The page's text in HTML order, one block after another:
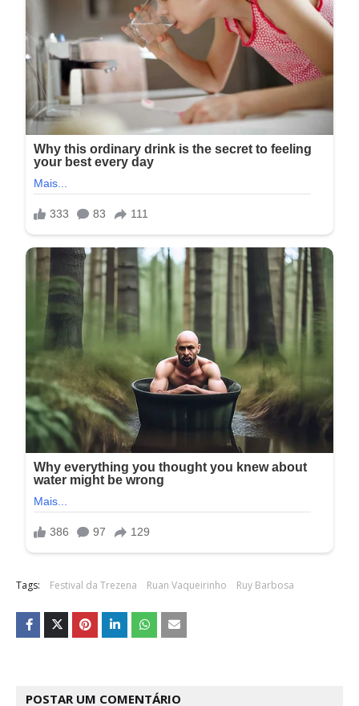
Tags: Festival da Trezena Ruan Vaqueirinho Ruy Barbosa
POSTAR UM COMENTÁRIO